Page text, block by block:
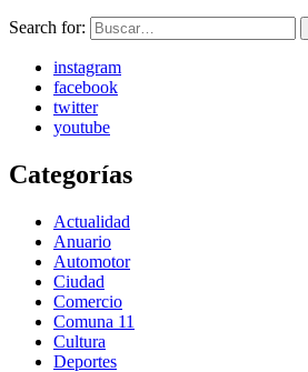
Search for:
instagram
facebook
twitter
youtube
Categorías
Actualidad
Anuario
Automotor
Ciudad
Comercio
Comuna 11
Cultura
Deportes